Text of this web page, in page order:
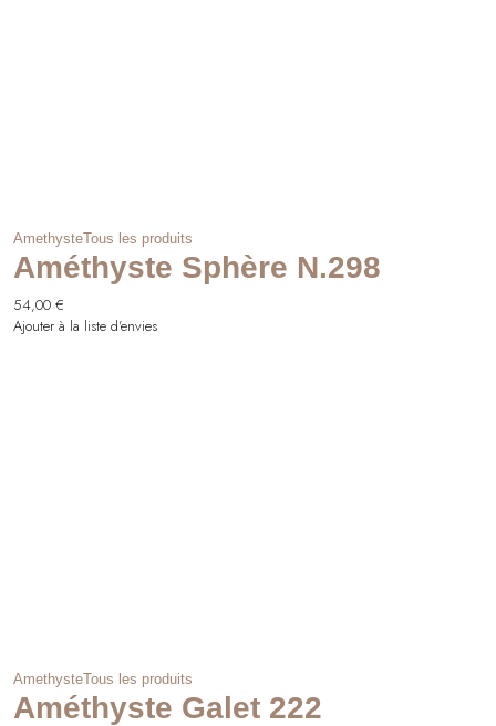
AmethysteTous les produits
Améthyste Sphère N.298
54,00 €
Ajouter à la liste d'envies
AmethysteTous les produits
Améthyste Galet 222